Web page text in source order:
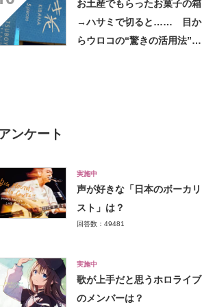
お土産でもらったお菓子の箱
→ハサミで切ると…… 目か
らウロコの“驚きの活用法”に
アンケート
実施中
声が好きな「日本のボーカリ
スト」は？
回答数：49481
実施中
歌が上手だと思うホロライブ
のメンバーは？